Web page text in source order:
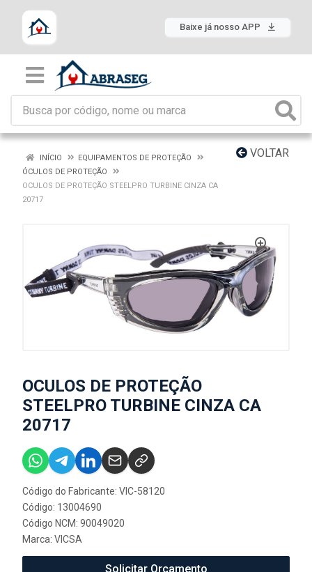
Baixe já nosso APP
VOLTAR
INÍCIO
EQUIPAMENTOS DE PROTEÇÃO
ÓCULOS DE PROTEÇÃO
OCULOS DE PROTEÇÃO STEELPRO TURBINE CINZA CA
20717
OCULOS DE PROTEÇÃO
STEELPRO TURBINE CINZA CA
20717
Código do Fabricante: VIC-58120
Código: 13004690
Código NCM: 90049020
Marca: VICSA
Solicitar Orçamento